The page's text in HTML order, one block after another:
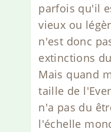
parfois qu'il
vieux ou
n'est donc
extinctions
Mais quand
taille de
n'a pas du
l'échelle